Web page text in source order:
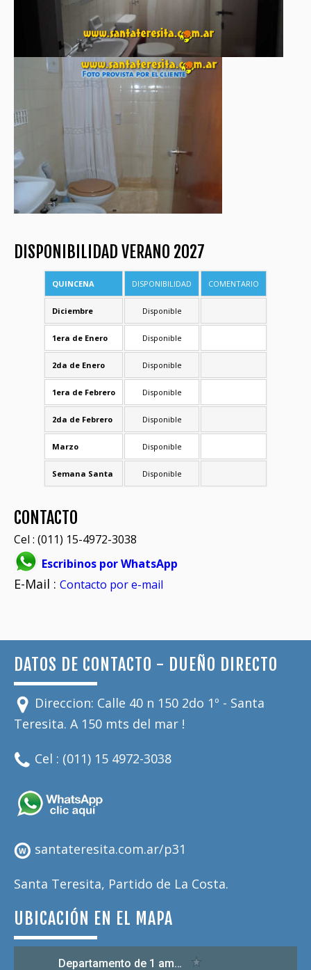
DISPONIBILIDAD VERANO 2027
QUINCENA DISPONIBILIDAD COMENTARIO
Diciembre Disponible
1era de Enero Disponible
2da de Enero Disponible
1era de Febrero Disponible
2da de Febrero Disponible
Marzo Disponible
Semana Santa Disponible
CONTACTO
Cel : (011) 15-4972-3038
Escribinos por WhatsApp
E-Mail : Contacto por e-mail
DATOS DE CONTACTO - DUEÑO DIRECTO
Direccion: Calle 40 n 150 2do 1º - Santa
Teresita. A 150 mts del mar !
Cel : (011) 15 4972-3038
santateresita.com.ar/p31
Santa Teresita, Partido de La Costa.
UBICACIÓN EN EL MAPA